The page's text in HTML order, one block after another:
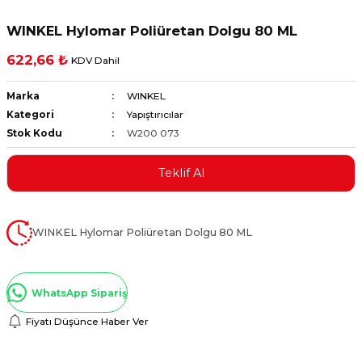
Kaplamalar
ve Multimetreler
ve Penseler
WINKEL Hylomar Poliüretan Dolgu 80 ML
622,66 ₺ KDV Dahil
Marka
WINKEL
Kategori
Yapıştırıcılar
Stok Kodu
W200 073
Teklif Al
WINKEL Hylomar Poliüretan Dolgu 80 ML
WhatsApp Sipariş
Fiyatı Düşünce Haber Ver